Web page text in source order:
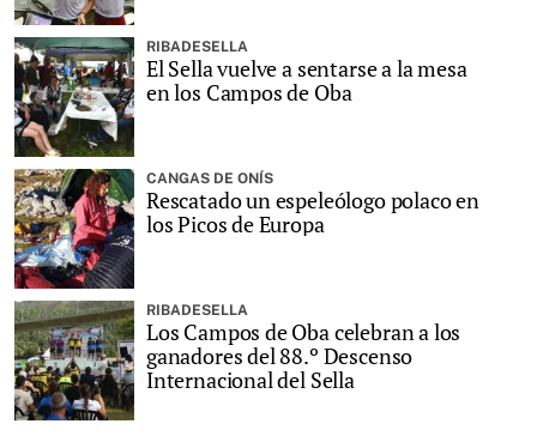
RIBADESELLA
El Sella vuelve a sentarse a la mesa
en los Campos de Oba
CANGAS DE ONÍS
Rescatado un espeleólogo polaco en
los Picos de Europa
RIBADESELLA
Los Campos de Oba celebran a los
ganadores del 88.º Descenso
Internacional del Sella